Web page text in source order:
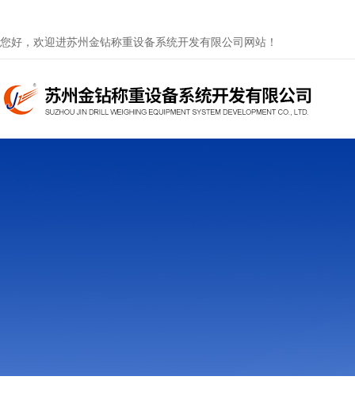
您好，欢迎进苏州金钻称重设备系统开发有限公司网站！